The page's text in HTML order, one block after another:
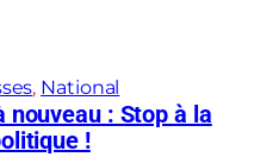
, National
nouveau : Stop à la
!